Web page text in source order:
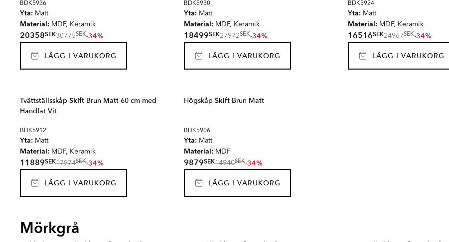
BDK5936
Yta: Matt
Material: MDF, Keramik
20358SEK30775SEK-34%
LÄGG I VARUKORG
BDK5930
Yta: Matt
Material: MDF, Keramik
18499SEK27972SEK-34%
LÄGG I VARUKORG
BDK5924
Yta: Matt
Material: MDF, Keramik
16516SEK24967SEK-34%
LÄGG I VARUKORG
Tvättställsskåp Skift Brun Matt 60 cm med
Handfat Vit
BDK5912
Yta: Matt
Material: MDF, Keramik
11889SEK17974SEK-34%
LÄGG I VARUKORG
Högskåp Skift Brun Matt
BDK5906
Yta: Matt
Material: MDF
9879SEK14940SEK-34%
LÄGG I VARUKORG
Mörkgrå